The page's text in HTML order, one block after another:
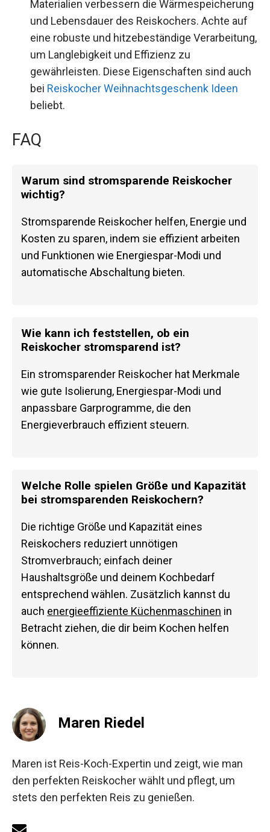
Materialien verbessern die Wärmespeicherung
und Lebensdauer des Reiskochers. Achte auf
eine robuste und hitzebeständige Verarbeitung,
um Langlebigkeit und Effizienz zu
gewährleisten. Diese Eigenschaften sind auch
bei Reiskocher Weihnachtsgeschenk Ideen
beliebt.
FAQ
Warum sind stromsparende Reiskocher
wichtig?
Stromsparende Reiskocher helfen, Energie und
Kosten zu sparen, indem sie effizient arbeiten
und Funktionen wie Energiespar-Modi und
automatische Abschaltung bieten.
Wie kann ich feststellen, ob ein
Reiskocher stromsparend ist?
Ein stromsparender Reiskocher hat Merkmale
wie gute Isolierung, Energiespar-Modi und
anpassbare Garprogramme, die den
Energieverbrauch effizient steuern.
Welche Rolle spielen Größe und Kapazität
bei stromsparenden Reiskochern?
Die richtige Größe und Kapazität eines
Reiskochers reduziert unnötigen
Stromverbrauch; einfach deiner
Haushaltsgröße und deinem Kochbedarf
entsprechend wählen. Zusätzlich kannst du
auch energieeffiziente Küchenmaschinen in
Betracht ziehen, die dir beim Kochen helfen
können.
Maren Riedel
Maren ist Reis-Koch-Expertin und zeigt, wie man
den perfekten Reiskocher wählt und pflegt, um
stets den perfekten Reis zu genießen.